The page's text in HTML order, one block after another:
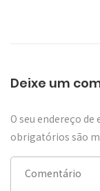
Deixe um
O seu endereço
obrigatórios são